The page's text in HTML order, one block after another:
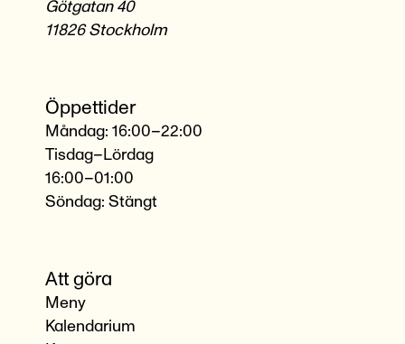
Öppettider
Måndag: 16:00–22:00
Tisdag–Lördag
16:00–01:00
Söndag: Stängt
Att göra
Meny
Kalendarium
Götgatan 40
11826 Stockholm